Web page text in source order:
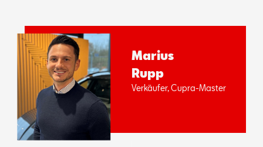
Ma­ri­us
Rupp
Ver­käu­fer, Cup­ra-Mas­ter